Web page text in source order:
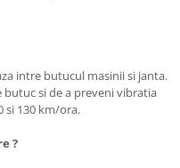
intre butucul masinii si janta.
butuc si de a preveni vibratia
si 130 km/ora.
?